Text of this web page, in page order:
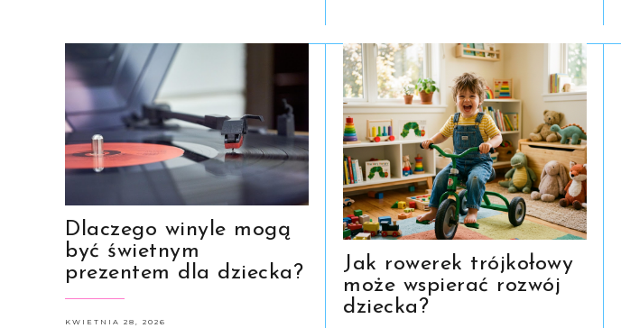
Dlaczego winyle mogą
być świetnym
prezentem dla dziecka?
KWIETNIA 28, 2026
Jak rowerek trójkołowy
może wspierać rozwój
dziecka?